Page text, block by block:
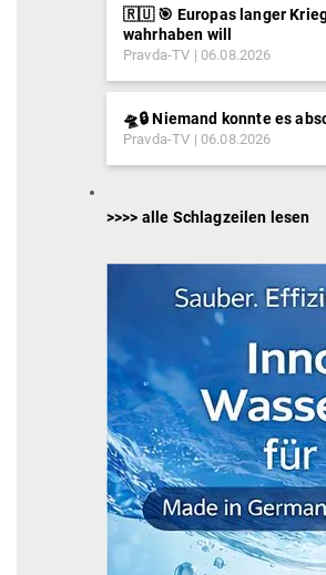
🇷🇺 🎯 Europas langer
wahrhaben will
Pravda-TV 06.08.2026
🛸🔒 Niemand konnte es
Pravda-TV 06.08.2026
>>>> alle Schlagzeilen lesen